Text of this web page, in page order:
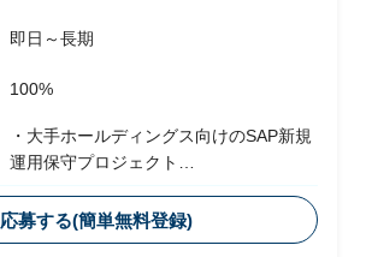
即日～長期
100%
・大手ホールディングス向けのSAP新規
運用保守プロジェクト
FI/CO領域を担当想定
・運用に伴うスコープ拡大として、現状
応募する(簡単無料登録)